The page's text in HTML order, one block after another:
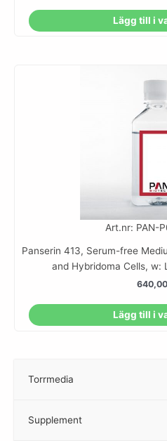
Lägg till i
Art.nr: PAN-
Panserin 413, Serum-free
and Hybridoma Cells, w:
640,00
Lägg till i
Torrmedia
–
Supplement
–